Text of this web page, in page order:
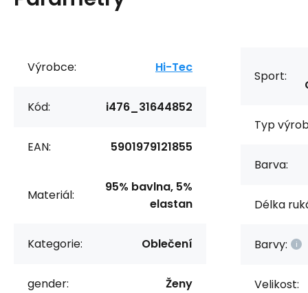
Výrobce: Hi-Tec
Kód: i476_31644852
EAN: 5901979121855
Materiál:
95% bavlna, 5%
elastan
Kategorie: Oblečení
gender: Ženy
Sport:
Typ
Barva:
Délka
Barvy:
Velikost: